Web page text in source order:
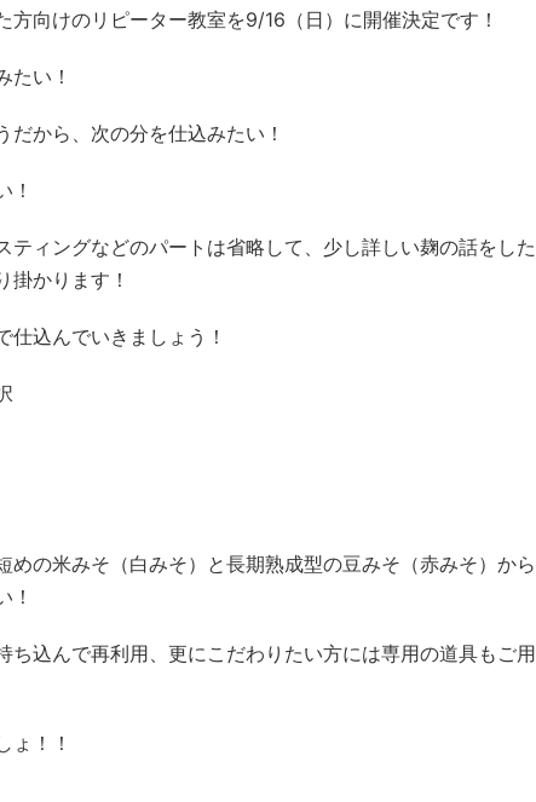
方向けのリピーター教室を9/16（日）に開催決定です！
たい！
から、次の分を仕込みたい！
！
ティングなどのパートは省略して、少し詳しい麹の話をした
掛かります！
仕込んでいきましょう！
めの米みそ（白みそ）と長期熟成型の豆みそ（赤みそ）から
！
ち込んで再利用、更にこだわりたい方には専用の道具もご用
ょ！！